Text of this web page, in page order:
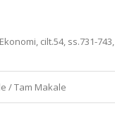
cilt.54, ss.731-
/ Tam Makale